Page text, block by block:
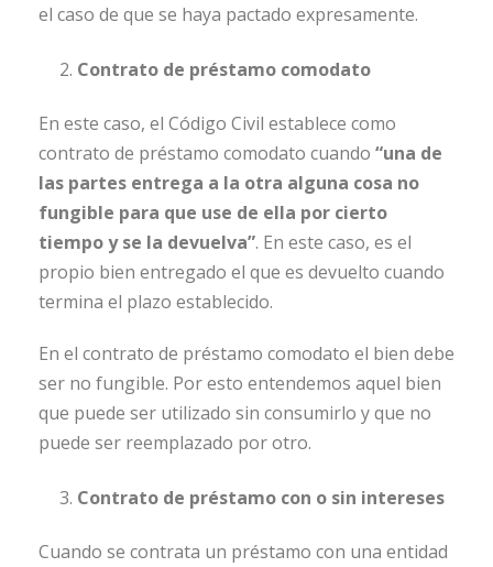
el caso de que se haya pactado expresamente.
Contrato de préstamo comodato
En este caso, el Código Civil establece como
contrato de préstamo comodato cuando “una de
las partes entrega a la otra alguna cosa no
fungible para que use de ella por cierto
tiempo y se la devuelva”. En este caso, es el
propio bien entregado el que es devuelto cuando
termina el plazo establecido.
En el contrato de préstamo comodato el bien debe
ser no fungible. Por esto entendemos aquel bien
que puede ser utilizado sin consumirlo y que no
puede ser reemplazado por otro.
Contrato de préstamo con o sin intereses
Cuando se contrata un préstamo con una entidad